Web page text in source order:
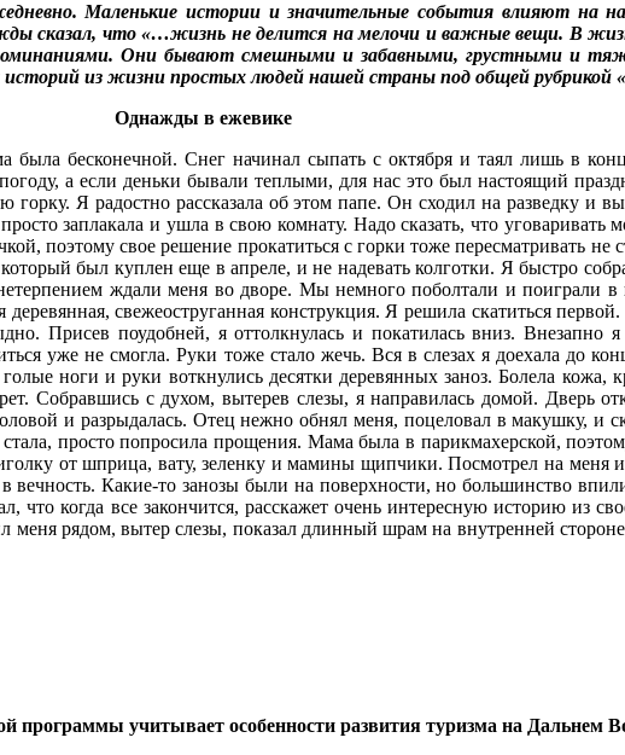
Маленькие истории и значительные события влияют на
сказал, что «…жизнь не делится на мелочи и важные вещи. В
Они бывают смешными и забавными, грустными и
из жизни простых людей нашей страны под общей
Однажды в ежевике
бесконечной. Снег начинал сыпать с октября и таял лишь в
а если деньки бывали теплыми, для нас это был настоящий
Я радостно рассказала об этом папе. Он сходил на разведку и
заплакала и ушла в свою комнату. Надо сказать, что
поэтому свое решение прокатиться с горки тоже пересматривать
был куплен еще в апреле, и не надевать колготки. Я быстро
ждали меня во дворе. Мы немного поболтали и поиграли
свежеоструганная конструкция. Я решила скатиться
Присев поудобней, я оттолкнулась и покатилась вниз. Внезапно
уже не смогла. Руки тоже стало жечь. Вся в слезах я доехала до
ноги и руки воткнулись десятки деревянных заноз. Болела кожа,
Собравшись с духом, вытерев слезы, я направилась домой. Дверь
и разрыдалась. Отец нежно обнял меня, поцеловал в макушку, и
просто попросила прощения. Мама была в парикмахерской,
от шприца, вату, зеленку и мамины щипчики. Посмотрел на меня
вечность. Какие-то занозы были на поверхности, но большинство
когда все закончится, расскажет очень интересную историю из
рядом, вытер слезы, показал длинный шрам на внутренней стороне
программы учитывает особенности развития туризма на Дальнем